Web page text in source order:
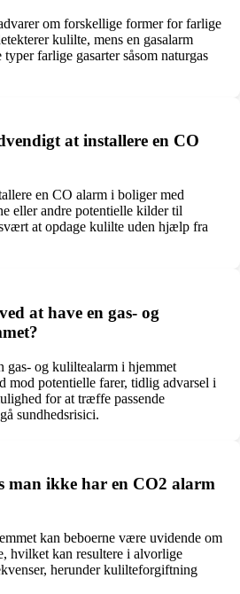
om forskellige former for farlige
kulilte, mens en gasalarm
typer farlige gasarter såsom naturgas
at installere en CO
en CO alarm i boliger med
eller andre potentielle kilder til
at opdage kulilte uden hjælp fra
at have en gas- og
gas- og kuliltealarm i hjemmet
mod potentielle farer, tidlig advarsel i
for at træffe passende
sundhedsrisici.
man ikke har en CO2 alarm
kan beboerne være uvidende om
hvilket kan resultere i alvorlige
herunder kulilteforgiftning